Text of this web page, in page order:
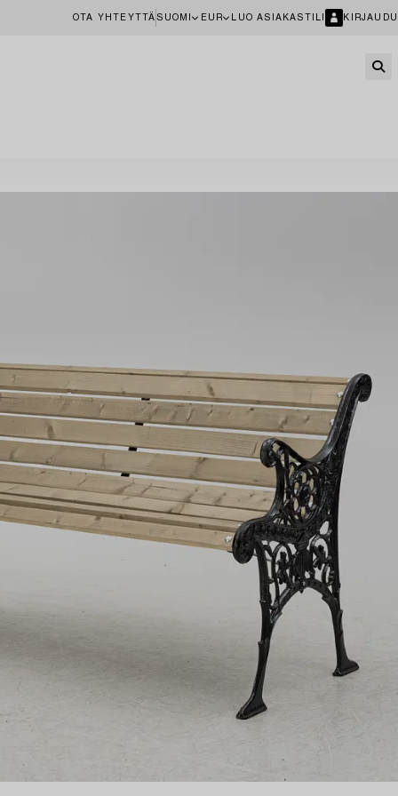
OTA YHTEYTTÄ SUOMI EUR LUO ASIAKASTILI KIRJAUDU